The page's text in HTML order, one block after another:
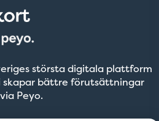
största digitala plattform
skapar bättre förutsättningar
Peyo.